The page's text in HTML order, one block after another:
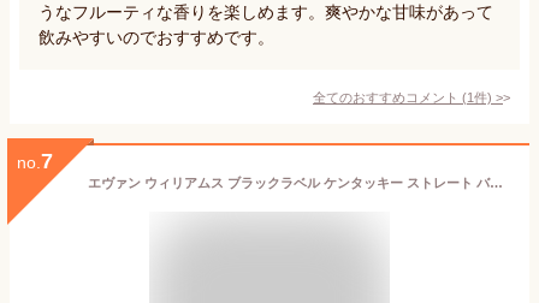
うなフルーティな香りを楽しめます。爽やかな甘味があって
飲みやすいのでおすすめです。
全てのおすすめコメント (1件) >
no. 7
エヴァン ウィリアムス ブラックラベル ケンタッキー ストレート バーボン ウイスキー 43度 750ml 瓶 【正規品】